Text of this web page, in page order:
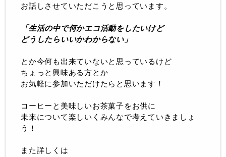
お話しさせていただこうと思っています。
「生活の中で何かエコ活動をしたいけど
どうしたらいいかわからない」
とか今何も出来ていないと思っているけど
ちょっと興味ある方とか
お気軽に参加いただけたらと思います！
コーヒーと美味しいお茶菓子をお供に
未来について楽しいくみんなで考えていきましょ
う！
また詳しくは